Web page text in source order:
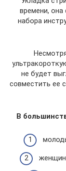
времени, она
набора
не будет
совместить ее
В
женщин